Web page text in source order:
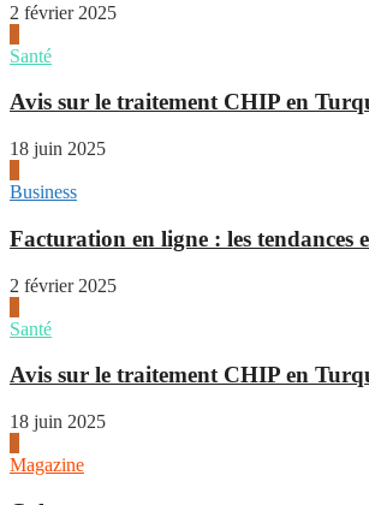
2 février 2025
Santé
Avis sur le traitement CHIP en
18 juin 2025
Business
Facturation en ligne : les tendances
2 février 2025
Santé
Avis sur le traitement CHIP en
18 juin 2025
Magazine